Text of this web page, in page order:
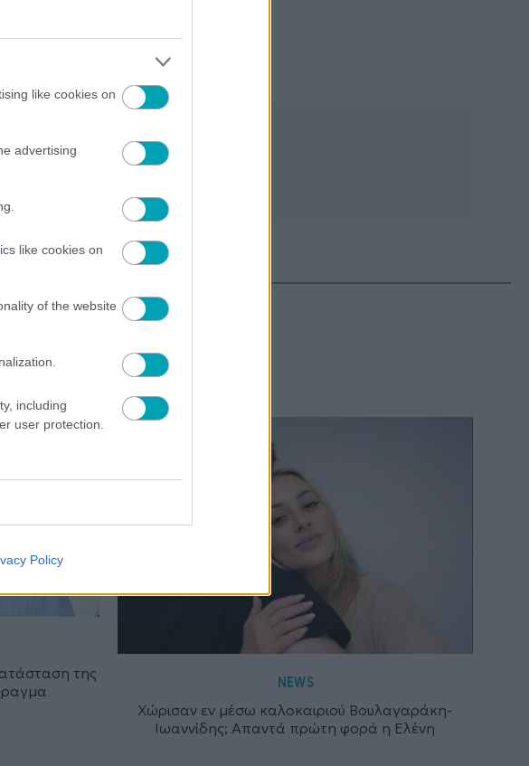
like cookies on
advertising
like cookies on
of the website
including
user protection.
Policy
πως οι σχέσεις
ΜΠΑΡΚΑ
της
NEWS
Χώρισαν εν μέσω καλοκαιριού Βουλαγαράκη-
Ιωαννίδης; Απαντά πρώτη φορά η Ελένη